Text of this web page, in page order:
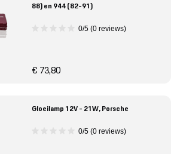
88) en 944 (82-91)
0/5 (0 reviews)
€ 73,80
Gloeilamp 12V - 21W, Porsche
0/5 (0 reviews)